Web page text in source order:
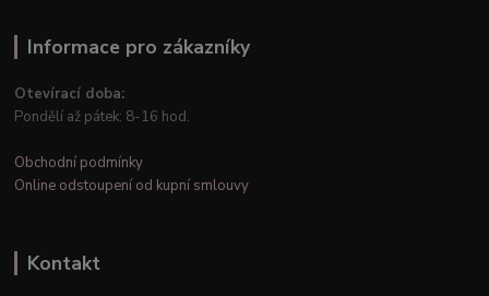
Informace pro zákazníky
Otevírací doba:
Pondělí až pátek: 8-16 hod.
Obchodní podmínky
Online odstoupení od kupní smlouvy
Kontakt